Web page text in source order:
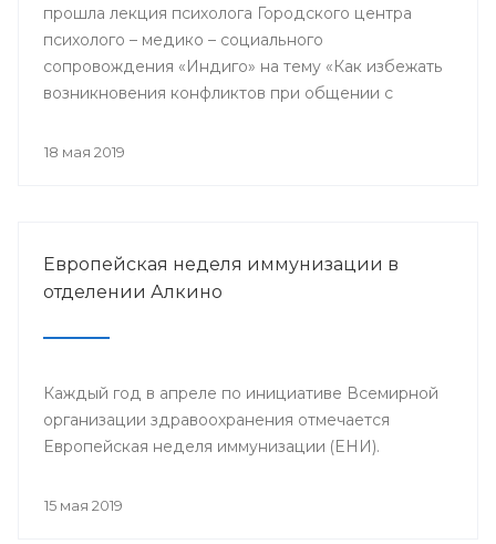
прошла лекция психолога Городского центра
психолого – медико – социального
сопровождения «Индиго» на тему «Как избежать
возникновения конфликтов при общении с
18 мая 2019
Европейская неделя иммунизации в
отделении Алкино
Каждый год в апреле по инициативе Всемирной
организации здравоохранения отмечается
Европейская неделя иммунизации (ЕНИ).
15 мая 2019